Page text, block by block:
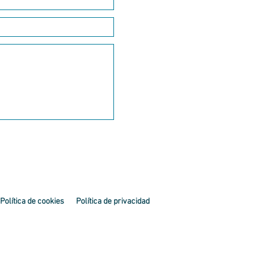
Política de cookies Política de privacidad